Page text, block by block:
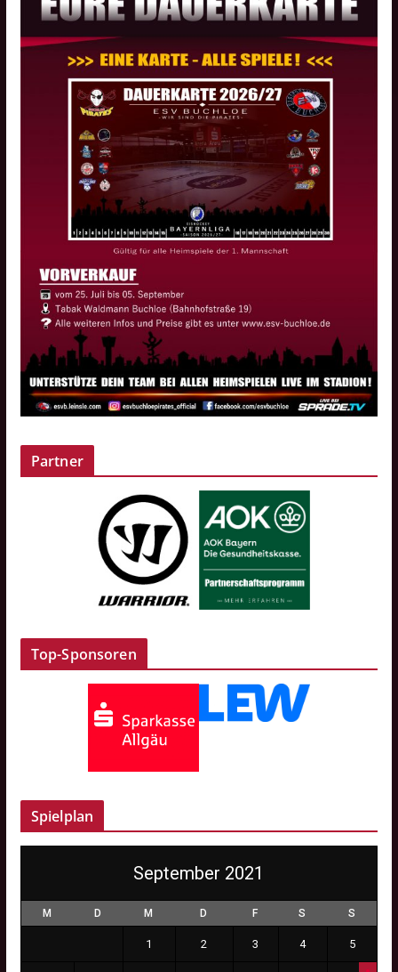
Partner
Top-Sponsoren
Spielplan
September 2021
M D M D F S S
1 2 3 4 5